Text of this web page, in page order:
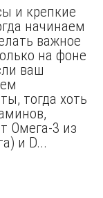
и крепкие
начинаем
важное
на фоне
ваш
тогда хоть
Омега-3 из
и D...